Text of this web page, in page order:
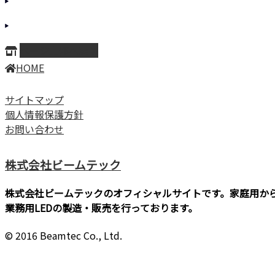
HOME
サイトマップ
個人情報保護方針
お問い合わせ
株式会社ビームテック
株式会社ビームテックのオフィシャルサイトです。家庭用か
業務用LEDの製造・販売を行っております。
© 2016 Beamtec Co., Ltd.